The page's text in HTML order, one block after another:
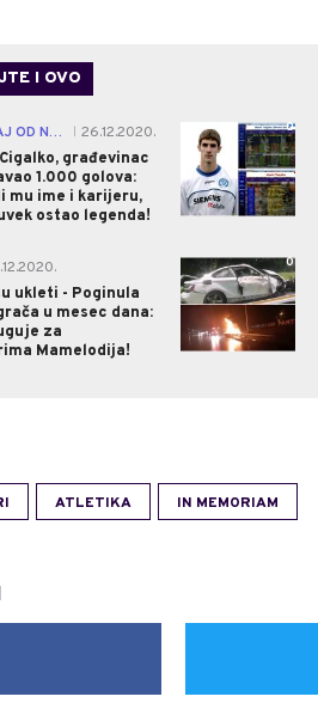
I OVO
OPROŠTAJ OD NAJVEĆEG
26.12.2020.
građevinac
1.000 golova:
mu ime i karijeru,
ostao legenda!
0
ukleti - Poginula
u mesec dana:
za
Mamelodija!
0
ATLETIKA IN MEMORIAM